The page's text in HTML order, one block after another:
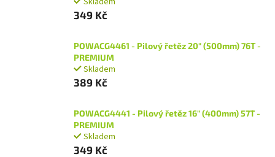
349 Kč
POWACG4461 - Pilový řetěz 20" (500mm) 76T -
PREMIUM
Skladem
389 Kč
POWACG4441 - Pilový řetěz 16" (400mm) 57T -
PREMIUM
Skladem
349 Kč